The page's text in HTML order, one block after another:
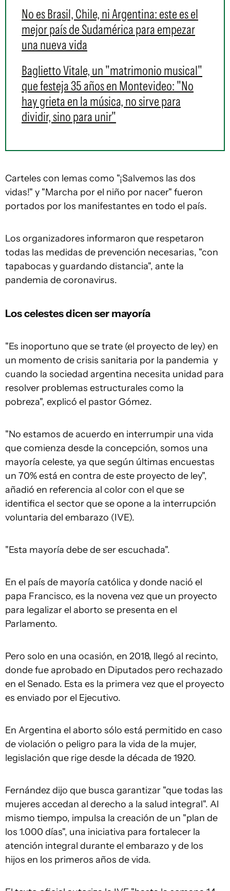
No es Brasil, Chile, ni Argentina: este es el
mejor país de Sudamérica para empezar
una nueva vida
Baglietto Vitale, un "matrimonio musical"
que festeja 35 años en Montevideo: "No
hay grieta en la música, no sirve para
dividir, sino para unir"
Carteles con lemas como "¡Salvemos las dos
vidas!" y "Marcha por el niño por nacer" fueron
portados por los manifestantes en todo el país.
Los organizadores informaron que respetaron
todas las medidas de prevención necesarias, "con
tapabocas y guardando distancia", ante la
pandemia de coronavirus.
Los celestes dicen ser mayoría
"Es inoportuno que se trate (el proyecto de ley) en
un momento de crisis sanitaria por la pandemia y
cuando la sociedad argentina necesita unidad para
resolver problemas estructurales como la
pobreza", explicó el pastor Gómez.
"No estamos de acuerdo en interrumpir una vida
que comienza desde la concepción, somos una
mayoría celeste, ya que según últimas encuestas
un 70% está en contra de este proyecto de ley",
añadió en referencia al color con el que se
identifica el sector que se opone a la interrupción
voluntaria del embarazo (IVE).
"Esta mayoría debe de ser escuchada".
En el país de mayoría católica y donde nació el
papa Francisco, es la novena vez que un proyecto
para legalizar el aborto se presenta en el
Parlamento.
Pero solo en una ocasión, en 2018, llegó al recinto,
donde fue aprobado en Diputados pero rechazado
en el Senado. Esta es la primera vez que el proyecto
es enviado por el Ejecutivo.
En Argentina el aborto sólo está permitido en caso
de violación o peligro para la vida de la mujer,
legislación que rige desde la década de 1920.
Fernández dijo que busca garantizar "que todas las
mujeres accedan al derecho a la salud integral". Al
mismo tiempo, impulsa la creación de un "plan de
los 1.000 días", una iniciativa para fortalecer la
atención integral durante el embarazo y de los
hijos en los primeros años de vida.